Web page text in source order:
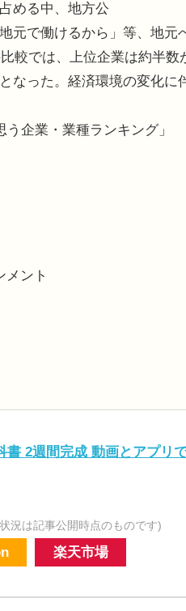
める中、地方公
元で働けるから」等、地元
較では、上位企業は約半数
なった。経済環境の変化に
企業・業種ランキング」
メント
書 2週間完成 動画とアプリ
況は記事公開時点のものです)
楽天市場